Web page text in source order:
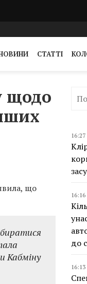
СТАТТІ
щодо
що
Кабміну
до